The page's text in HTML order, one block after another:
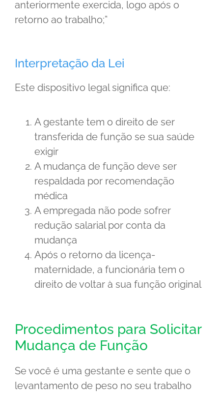
anteriormente exercida, logo após o
retorno ao trabalho;”
Interpretação da Lei
Este dispositivo legal significa que:
A gestante tem o direito de ser
transferida de função se sua saúde
exigir
A mudança de função deve ser
respaldada por recomendação
médica
A empregada não pode sofrer
redução salarial por conta da
mudança
Após o retorno da licença-
maternidade, a funcionária tem o
direito de voltar à sua função original
Procedimentos para Solicitar
Mudança de Função
Se você é uma gestante e sente que o
levantamento de peso no seu trabalho